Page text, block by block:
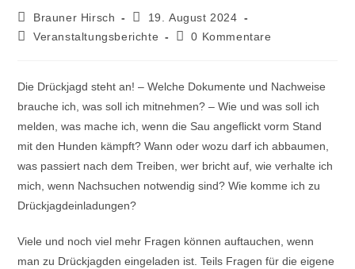
Brauner Hirsch
19. August 2024
Veranstaltungsberichte
0 Kommentare
Die Drückjagd steht an! – Welche Dokumente und Nachweise
brauche ich, was soll ich mitnehmen? – Wie und was soll ich
melden, was mache ich, wenn die Sau angeflickt vorm Stand
mit den Hunden kämpft? Wann oder wozu darf ich abbaumen,
was passiert nach dem Treiben, wer bricht auf, wie verhalte ich
mich, wenn Nachsuchen notwendig sind? Wie komme ich zu
Drückjagdeinladungen?
Viele und noch viel mehr Fragen können auftauchen, wenn
man zu Drückjagden eingeladen ist. Teils Fragen für die eigene